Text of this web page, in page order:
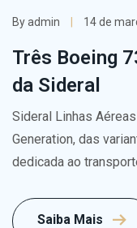
By admin 14 de
Três Boeing
da Sideral
Sideral Linhas
Generation, das
dedicada ao
Saiba Mais